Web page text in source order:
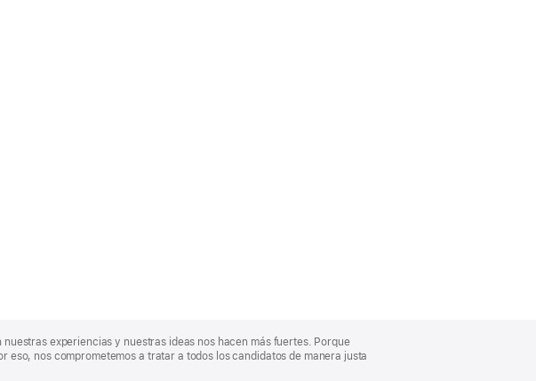
experiencias y nuestras ideas nos hacen más fuertes. Porque
nos comprometemos a tratar a todos los candidatos de manera justa